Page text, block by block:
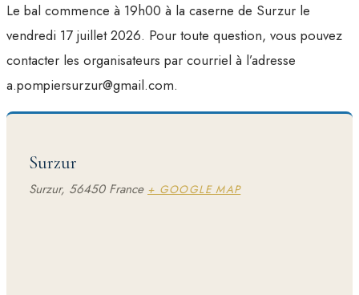
Le bal commence à 19h00 à la caserne de Surzur le
vendredi 17 juillet 2026. Pour toute question, vous pouvez
contacter les organisateurs par courriel à l’adresse
a.pompiersurzur@gmail.com.
Surzur
Surzur, 56450 France + GOOGLE MAP